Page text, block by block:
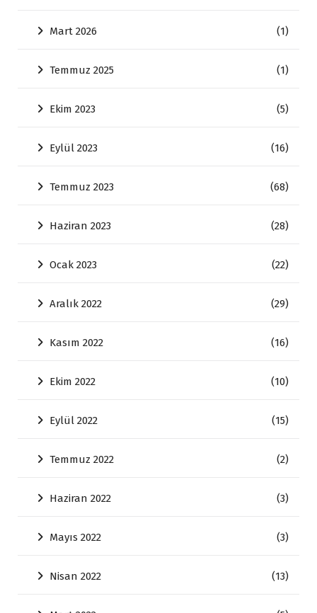
Mart 2026 (1)
Temmuz 2025 (1)
Ekim 2023 (5)
Eylül 2023 (16)
Temmuz 2023 (68)
Haziran 2023 (28)
Ocak 2023 (22)
Aralık 2022 (29)
Kasım 2022 (16)
Ekim 2022 (10)
Eylül 2022 (15)
Temmuz 2022 (2)
Haziran 2022 (3)
Mayıs 2022 (3)
Nisan 2022 (13)